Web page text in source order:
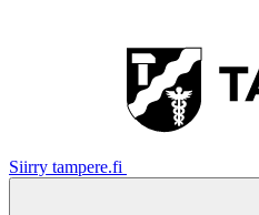
Siirry tampere.fi